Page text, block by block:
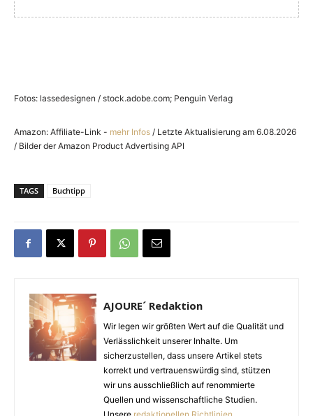
Fotos: lassedesignen / stock.adobe.com; Penguin Verlag
Amazon: Affiliate-Link - mehr Infos / Letzte Aktualisierung am 6.08.2026
/ Bilder der Amazon Product Advertising API
TAGS Buchtipp
AJOURE´ Redaktion
Wir legen wir größten Wert auf die Qualität und
Verlässlichkeit unserer Inhalte. Um
sicherzustellen, dass unsere Artikel stets
korrekt und vertrauenswürdig sind, stützen
wir uns ausschließlich auf renommierte
Quellen und wissenschaftliche Studien.